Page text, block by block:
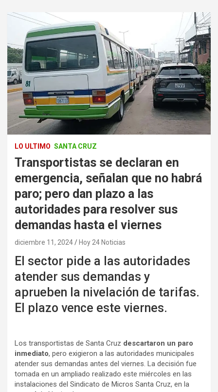
LO ULTIMO SANTA CRUZ
Transportistas se declaran en
emergencia, señalan que no habrá
paro; pero dan plazo a las
autoridades para resolver sus
demandas hasta el viernes
diciembre 11, 2024 Hoy 24 Noticias
El sector pide a las autoridades
atender sus demandas y
aprueben la nivelación de tarifas.
El plazo vence este viernes.
Los transportistas de Santa Cruz descartaron un paro
inmediato, pero exigieron a las autoridades municipales
atender sus demandas antes del viernes. La decisión fue
tomada en un ampliado realizado este miércoles en las
instalaciones del Sindicato de Micros Santa Cruz, en la